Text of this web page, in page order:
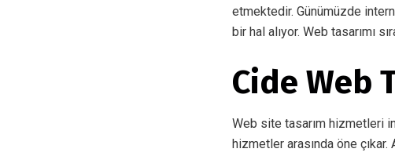
etmektedir. Günümüzde
bir hal alıyor. Web tasarımı
Cide Web
Web site tasarım hizmetleri
hizmetler arasında öne